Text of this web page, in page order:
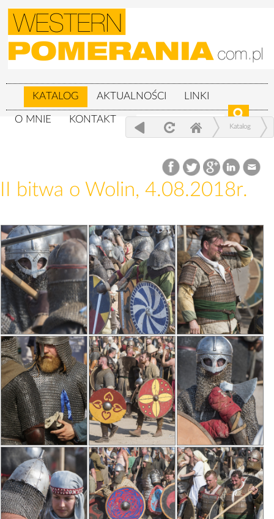
KATALOG AKTUALNOŚCI LINKI
O MNIE KONTAKT
Katalog
5.08.2018r.
II bitwa o Wolin, 4.08.2018r.
II bitwa o Wolin, 4.08.2018r.